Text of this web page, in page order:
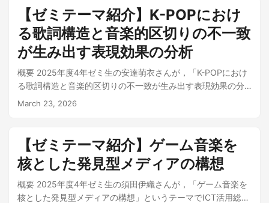
い」という声もいただきました．「好き」という身近な気持
ちや，日常のふとした気づきが研究の出発点になりうる——
そのことをあらためて感じられたのも，今回の大きな収穫で
す．音楽好きならではの着眼点から始まったこの研究が，こ
れからどのように育っていくか，引き続き取り組んでいきま
す．
ト探索で，悪天候時には屋内施設を優先し，好天時には景勝
地を効率よく巡るルートを自動生成します． 使用技術 気象デ
ータ：Open-Meteo API（1時間ごとの気温・降水量・降雪
量・風速・日没時刻） 地図描画・可視化：Folium，
OpenStreetMap データ処理：Python，Pandas 観光スポット
DB：佐渡市相川地区の主要観光地10箇所の属性を独自にデー
タベース化 シミュレーション結果：天候でルートが変わる 同
一日時・同一出発地点で「快晴」と「15時から雨」の2シナリ
オを比較したシミュレーションでは，システムの挙動の違い
山，大間港など）を効率よく巡り，日没に合わせて夕日の名
所を高得点で提案します．一方，15時から雨が予測されるシ
ナリオでは，13時台のうちに屋外スポットの訪問を前倒し
む佐渡」といった屋内施設へ自動的にルートを変更しまし
切なヒントや質問を通じて学習者に自ら考えさせる コード編
集履歴の分析 — VSCode拡張機能でコードの変更履歴をリア
ルタイムに収集し，学習者の思考プロセスや躓きのポイント
をAIが把握 個別最適化されたフィードバック — ログ分析に基
づき，学習者一人ひとりの理解度や癖に合わせたアドバイス
を提供 使用技術 フロントエンド：React + Vite，TypeScript
ログ収集：VSCode拡張機能（独自開発） データベース：
HTML・JavaScriptによるTODOアプリの作成を課題として実
験を行いました．AI評価項目では「『なぜ』に踏み込んだ指
摘があるか」が平均4.7点（5点満点）と最も高く評価され，
バック が本システムの強みとして確認されました．UI/UX評
題：ゲーム経験は実車運転に活きるのか？ ドライビングゲー
ムでは，進行方向の先を読んで障害物を回避するために画面
中央付近に視線を集中させる行動パターンが形成されます．
一方，実車運転では周囲の歩行者や標識にも注意を配る必要
があります．「ゲーム経験者は実車でも探索的な視線行動を
示すのか，それとも画面中央への集中が残るのか」——本研
同一コースで実車とゲームを比較 フィールド：群馬県碓氷峠
ータ Assetto Corsa で碓氷峠を再現し，ハンドル型コントロ
ーラで走行 視線計測：ウェアラブル型アイトラッカー Pupil
Core で実車・ゲーム双方の視線データを取得 比較単位：コー
ス全体の平均ではなく，急カーブや視線制限箇所など 21箇所
の「危険区間」 単位で1対1の対応付け比較 視線行動を捉える
記憶に頼る部分が大きいのが現状です．小柳さんは，こうし
た「感覚的な采配」を客観的なデータでサポートし，成功確
率を最大化するための意思決定支援ツールを構築しました．
テーマのポイント 課題：直感依存の落とし穴 ある代打選手が
特定の投手から劇的なサヨナラヒットを打ったとします．そ
の強烈な印象から「彼はあの投手に強い」と判断しがちです
が，実際には10打席で1安打（成功率10%）に過ぎないケース
は珍しくありません．人間の記憶はたった一度の劇的な成功
2025年度シーズンのパシフィック・リーグ全試合から，代打
起用のあった打席を調査しました．既存サイトでは代打に特
化したデータの一括取得ができないため，一打席ごとに「対
戦投手」「投手の利き腕」「走者状況」「打席結果」を手作
業で入力し，約600打席に及ぶ独自のデータベースを構築し
【ゼミテーマ紹介】K-POPにおけ
る歌詞構造と音楽的区切りの不一致
が生み出す表現効果の分析
概要 2025年度4年ゼミ生の安達萌衣さんが，「K-POPにおけ
る歌詞構造と音楽的区切りの不一致が生み出す表現効果の分
析」というテーマでICT活用総合実習に取り組みました． K-
と音楽的な区切りが一致しない箇所が頻繁に見られます．例
えば「살아가（生きていく）」という歌詞が「살아｜가（生
きて｜いく）」のように単語の途中でブレスが入る現象で
す．安達さんはこの現象を「不自然な分断」と名づけ，それ
が偶然やミスではなく意図的な表現技法であることを，音声
March 23, 2026
【ゼミテーマ紹介】ゲーム音楽を
核とした発見型メディアの構想
概要 2025年度4年ゼミ生の須田伊織さんが，「ゲーム音楽を
核とした発見型メディアの構想」というテーマでICT活用総合